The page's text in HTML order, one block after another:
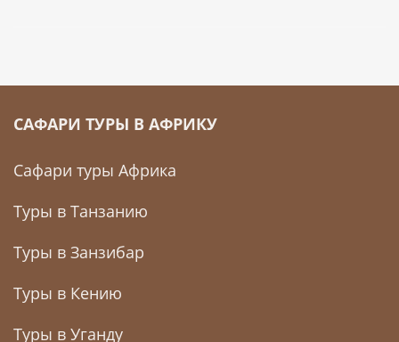
САФАРИ ТУРЫ В АФРИКУ
Сафари туры Африка
Туры в Танзанию
Туры в Занзибар
Туры в Кению
Туры в Уганду